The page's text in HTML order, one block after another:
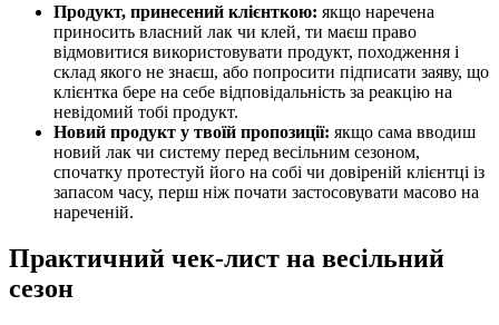
Продукт, принесений клієнткою: якщо наречена
приносить власний лак чи клей, ти маєш право
відмовитися використовувати продукт, походження і
склад якого не знаєш, або попросити підписати заяву, що
клієнтка бере на себе відповідальність за реакцію на
невідомий тобі продукт.
Новий продукт у твоїй пропозиції: якщо сама вводиш
новий лак чи систему перед весільним сезоном,
спочатку протестуй його на собі чи довіреній клієнтці із
запасом часу, перш ніж почати застосовувати масово на
нареченій.
Практичний чек-лист на весільний
сезон